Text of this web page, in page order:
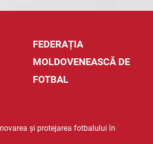
FEDERAȚIA
MOLDOVENEASCĂ DE
FOTBAL
și protejarea fotbalului în